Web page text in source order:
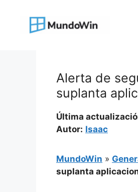
contenido
Alerta de
suplanta
Última
Autor: Isaac
MundoWin »
suplanta